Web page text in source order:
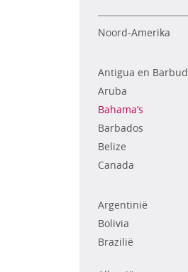
Noord-Amerika
Antigua en
Aruba
Bahama’s
Barbados
Belize
Canada
Argentinië
Bolivia
Brazilië